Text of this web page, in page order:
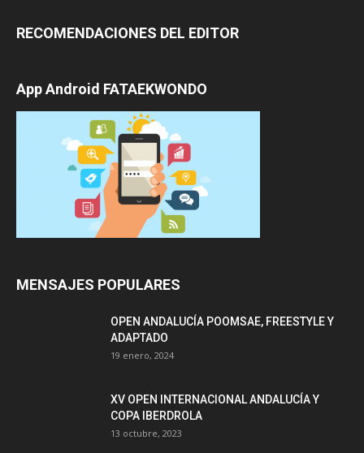
RECOMENDACIONES DEL EDITOR
App Android FATAEKWONDO
MENSAJES POPULARES
OPEN ANDALUCÍA POOMSAE, FREESTYLE Y
ADAPTADO
19 enero, 2024
XV OPEN INTERNACIONAL ANDALUCÍA Y
COPA IBERDROLA
13 octubre, 2023